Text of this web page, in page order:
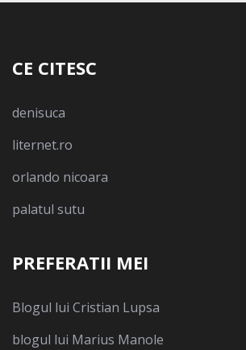
CE CITESC
denisuca
liternet.ro
orlando nicoara
palatul sutu
PREFERATII MEI
Blogul lui Cristian Lupsa
blogul lui Marius Manole